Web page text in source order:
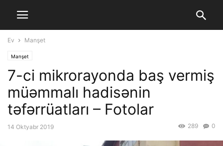
Ev Manşet
Manşet
7-ci mikrorayonda baş vermiş
müəmmalı hadisənin
təfərrüatları – Fotolar
14 Oktyabr 2019 0
289